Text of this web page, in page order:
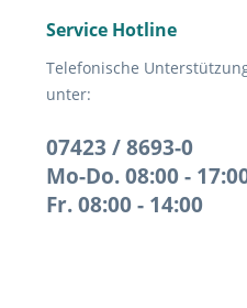
Service Hotline
Telefonische
unter:
07423 / 8693-0
Mo-Do. 08:00 -
Fr. 08:00 - 14:00